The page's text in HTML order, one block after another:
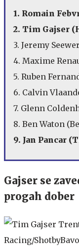
1. Romain
2. Tim Gajser
3. Jeremy
4. Maxime
5. Ruben
6. Calvin
7. Glenn
8. Ben Waton
9. Jan Pancar
Gajser se
progah dober